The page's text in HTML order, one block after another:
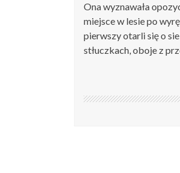
Ona wyznawała
miejsce w lesie po
pierwszy otarli się o
stłuczkach, oboje z